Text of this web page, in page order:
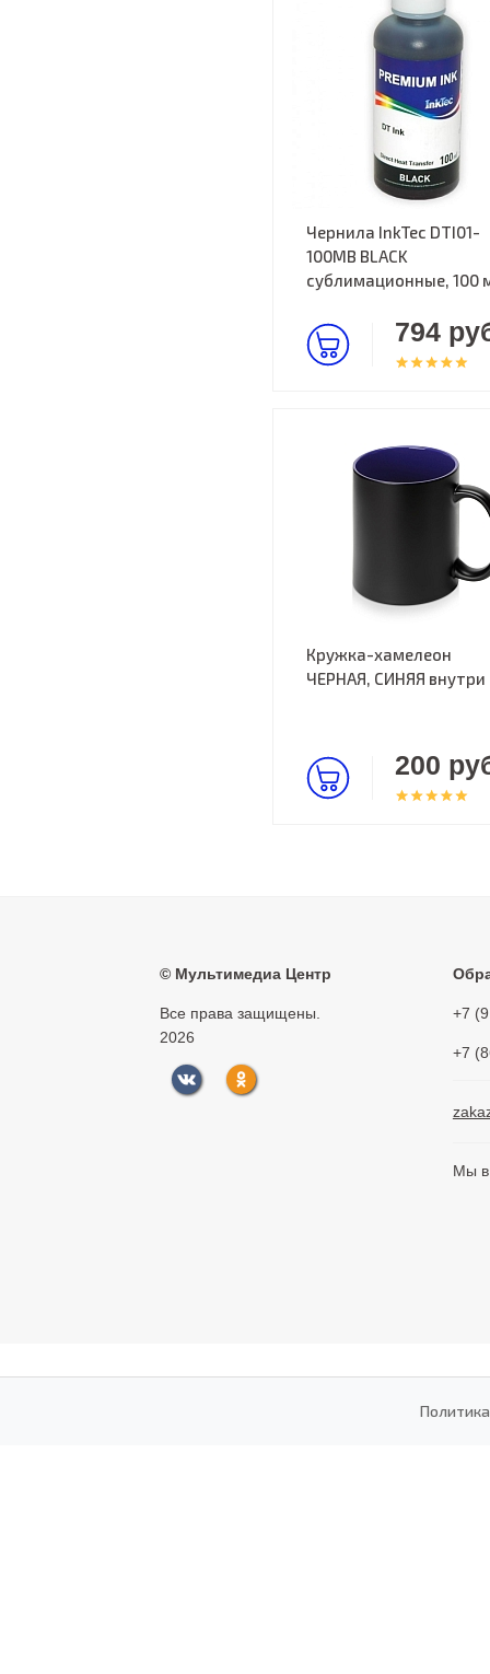
Чернила InkTec DTI01-
100MB BLACK
cублимационные, 100
794
Кружка-хамелеон
ЧЕРНАЯ, СИНЯЯ внутри
200
©Мультимедиа Центр
Все права защищены.
2026
+7
+7
Мы в